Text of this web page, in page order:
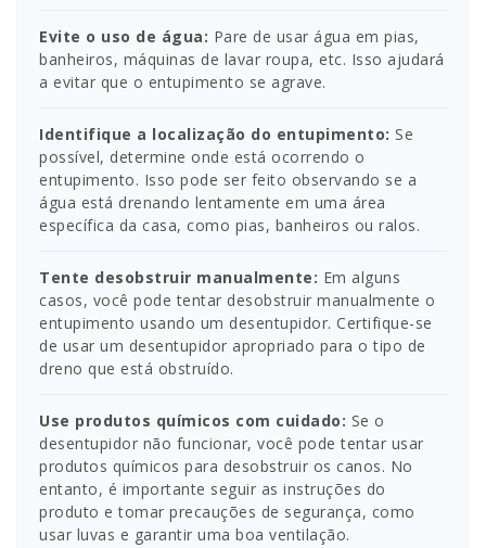
Evite o uso de água: Pare de usar água em pias,
banheiros, máquinas de lavar roupa, etc. Isso ajudará
a evitar que o entupimento se agrave.
Identifique a localização do entupimento: Se
possível, determine onde está ocorrendo o
entupimento. Isso pode ser feito observando se a
água está drenando lentamente em uma área
específica da casa, como pias, banheiros ou ralos.
Tente desobstruir manualmente: Em alguns
casos, você pode tentar desobstruir manualmente o
entupimento usando um desentupidor. Certifique-se
de usar um desentupidor apropriado para o tipo de
dreno que está obstruído.
Use produtos químicos com cuidado: Se o
desentupidor não funcionar, você pode tentar usar
produtos químicos para desobstruir os canos. No
entanto, é importante seguir as instruções do
produto e tomar precauções de segurança, como
usar luvas e garantir uma boa ventilação.